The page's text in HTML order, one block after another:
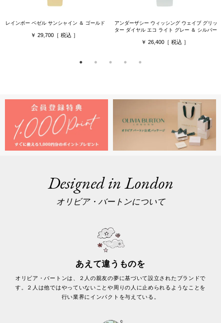
レインボー ベゼル サンシャイン ＆ ゴールド
29,700
アンダーザシー ウィッシング ウェイブ グリッ
ター ダイヤル エコ ライト グレー ＆ シルバー
26,400
Designed in London
オリビア・バートンについて
あえて違うものを
オリビア・バートンは、２人の親友の夢に基づいて設立されたブランドで
す。２人は他ではやっていないことや周りの人に止められるようなことを
行い業界にインパクトを与えている。